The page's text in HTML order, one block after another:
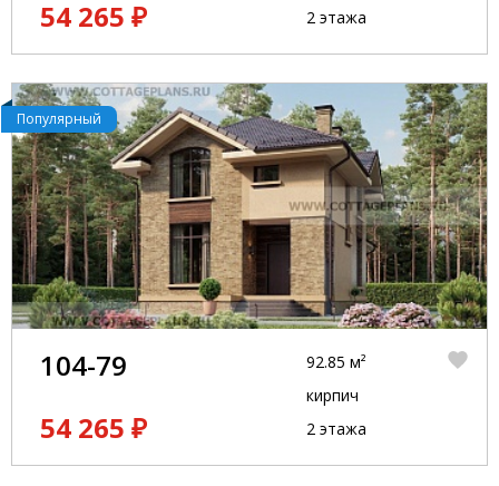
54 265 ₽ 2 этажа
Популярный
104-79
54 265 ₽
92.85 м²
кирпич
2 этажа